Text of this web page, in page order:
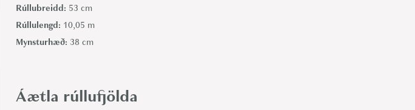
Rúllubreidd: 53 cm
Rúllulengd: 10,05 m
Mynsturhæð: 38 cm
Áætla rúllufjölda